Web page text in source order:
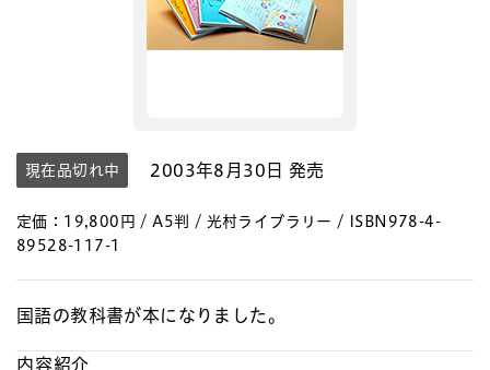
現在品切れ中 2003年8月30日 発売
定価：19,800円 / A5判 / 光村ライブラリー / ISBN978-4-
89528-117-1
国語の教科書が本になりました。
内容紹介